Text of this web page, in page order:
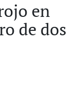
en
de dos